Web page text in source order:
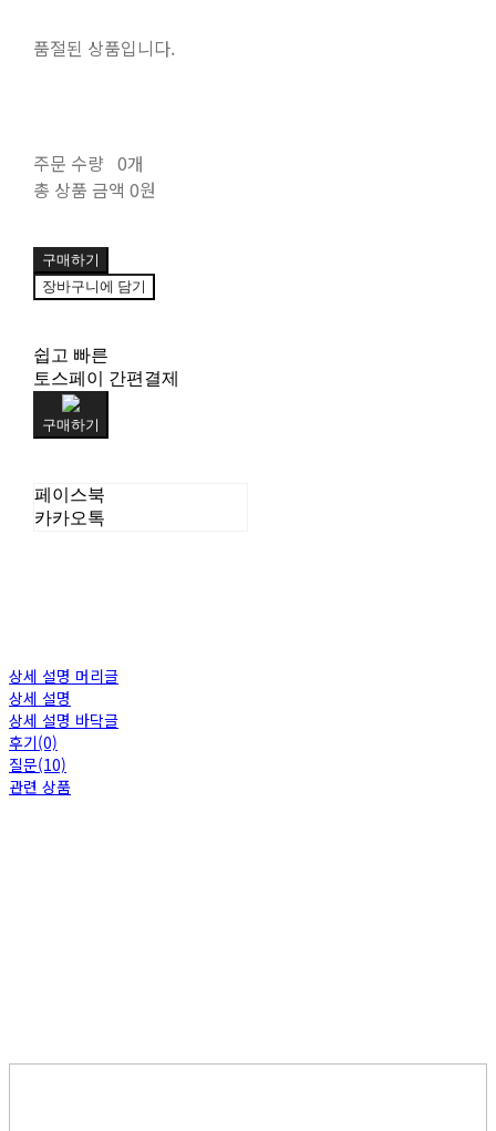
품절된 상품입니다.
주문 수량 0개
총 상품 금액 0원
구매하기
장바구니에 담기
쉽고 빠른
토스페이 간편결제
구매하기
페이스북
카카오톡
상세 설명 머리글
상세 설명
상세 설명 바닥글
후기(0)
질문(10)
관련 상품